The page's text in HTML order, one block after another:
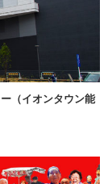
（イオンタウン能